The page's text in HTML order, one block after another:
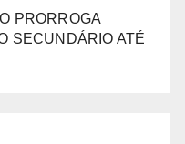
PRORROGA
SECUNDÁRIO ATÉ